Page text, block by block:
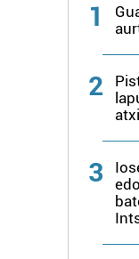
1
2
3